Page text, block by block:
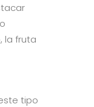
la fruta
tipo